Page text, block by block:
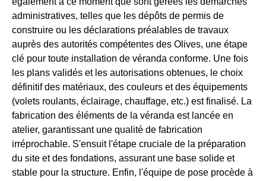
administratives, telles que les dépôts de permis de
construire ou les déclarations préalables de travaux
auprès des autorités compétentes des Olives, une étape
clé pour toute installation de véranda conforme. Une fois
les plans validés et les autorisations obtenues, le choix
définitif des matériaux, des couleurs et des équipements
(volets roulants, éclairage, chauffage, etc.) est finalisé. La
fabrication des éléments de la véranda est lancée en
atelier, garantissant une qualité de fabrication
irréprochable. S'ensuit l'étape cruciale de la préparation
du site et des fondations, assurant une base solide et
stable pour la structure. Enfin, l'équipe de pose procède à